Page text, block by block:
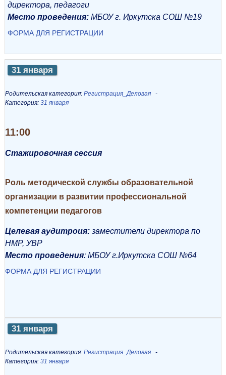
директора, педагоги
Место проведения:МБОУ г. Иркутска СОШ №19
ФОРМА ДЛЯ РЕГИСТРАЦИИ
31 января
Родительская категория: Регистрация_Деловая
Категория: 31 января
11:00
Стажировочная сессия
Роль методической службы образовательной
организации в развитии профессиональной
компетенции педагогов
Целевая аудитроия:заместители директора по
НМР, УВР
Место проведения: МБОУ г.Иркутска СОШ №64
ФОРМА ДЛЯ РЕГИСТРАЦИИ
31 января
Родительская категория: Регистрация_Деловая
Категория: 31 января